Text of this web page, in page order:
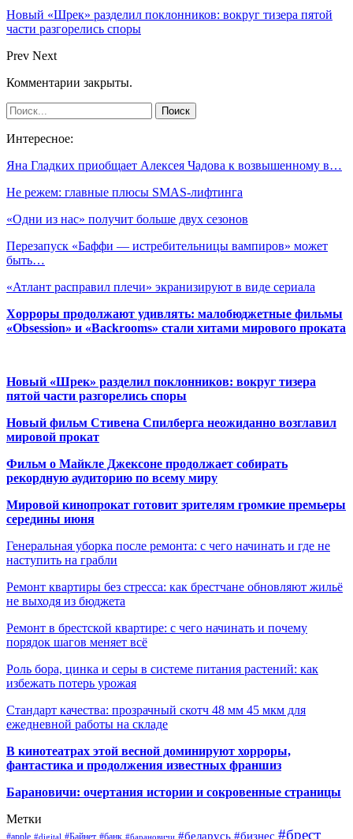
Новый «Шрек» разделил поклонников: вокруг тизера пятой
части разгорелись споры
Prev Next
Комментарии закрыты.
Интересное:
Яна Гладких приобщает Алексея Чадова к возвышенному в…
Не режем: главные плюсы SMAS-лифтинга
«Одни из нас» получит больше двух сезонов
Перезапуск «Баффи ― истребительницы вампиров» может
быть…
«Атлант расправил плечи» экранизируют в виде сериала
Хорроры продолжают удивлять: малобюджетные фильмы
«Obsession» и «Backrooms» стали хитами мирового проката
Новый «Шрек» разделил поклонников: вокруг тизера
пятой части разгорелись споры
Новый фильм Стивена Спилберга неожиданно возглавил
мировой прокат
Фильм о Майкле Джексоне продолжает собирать
рекордную аудиторию по всему миру
Мировой кинопрокат готовит зрителям громкие премьеры
середины июня
Генеральная уборка после ремонта: с чего начинать и где не
наступить на грабли
Ремонт квартиры без стресса: как брестчане обновляют жильё
не выходя из бюджета
Ремонт в брестской квартире: с чего начинать и почему
порядок шагов меняет всё
Роль бора, цинка и серы в системе питания растений: как
избежать потерь урожая
Стандарт качества: прозрачный скотч 48 мм 45 мкм для
ежедневной работы на складе
В кинотеатрах этой весной доминируют хорроры,
фантастика и продолжения известных франшиз
Барановичи: очертания истории и сокровенные страницы
Метки
#apple #digital #Байнет #банк #барановичи #беларусь #бизнес #брест